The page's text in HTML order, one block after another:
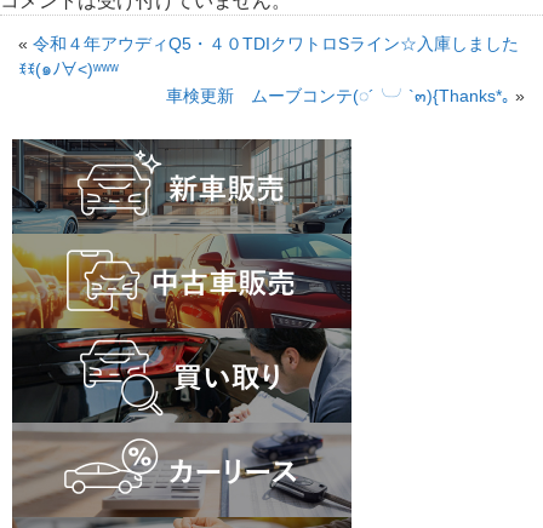
« 令和４年アウディQ5・４０TDIクワトロSライン☆入庫しました
ꉂꉂ(๑ﾉ∀˂)ʷʷʷ
車検更新 ムーブコンテ(◌´╰╯`๓){Thanks*｡ »